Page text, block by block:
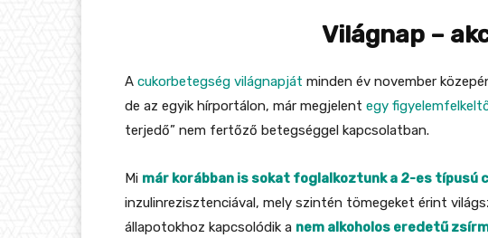
Világnap –
A cukorbetegség világnapját minden év november
de az egyik hírportálon, már megjelent egy
terjedő” nem fertőző betegséggel kapcsolatban.
Mi már korábban is sokat foglalkoztunk a 2-es típusú
inzulinrezisztenciával, mely szintén tömegeket érint
állapotokhoz kapcsolódik a nem alkoholos eredetű